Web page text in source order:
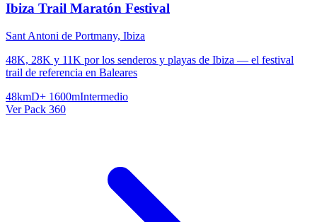
Ibiza Trail Maratón Festival
Sant Antoni de Portmany, Ibiza
48K, 28K y 11K por los senderos y playas de Ibiza — el festival
trail de referencia en Baleares
48kmD+ 1600mIntermedio
Ver Pack 360